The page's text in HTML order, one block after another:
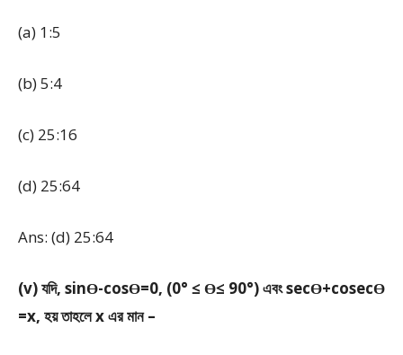
(a) 1:5
(b) 5:4
(c) 25:16
(d) 25:64
Ans: (d) 25:64
(v) যদি, sinϴ-cosϴ=0, (0° ≤ ϴ≤ 90°) এবং secϴ+cosecϴ
=x, হয় তাহলে x এর মান –